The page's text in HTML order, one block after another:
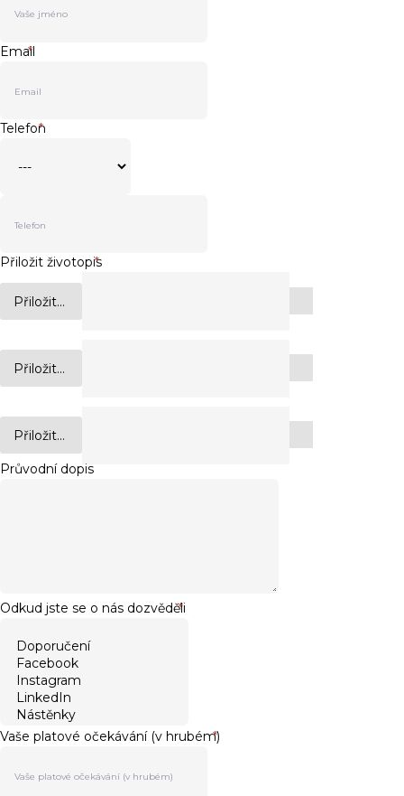
Email
*
Telefon
*
Přiložit životopis
*
Přiložit...
Přiložit...
Přiložit...
Průvodní dopis
Odkud jste se o nás dozvěděli
*
Vaše platové očekávání (v hrubém)
*